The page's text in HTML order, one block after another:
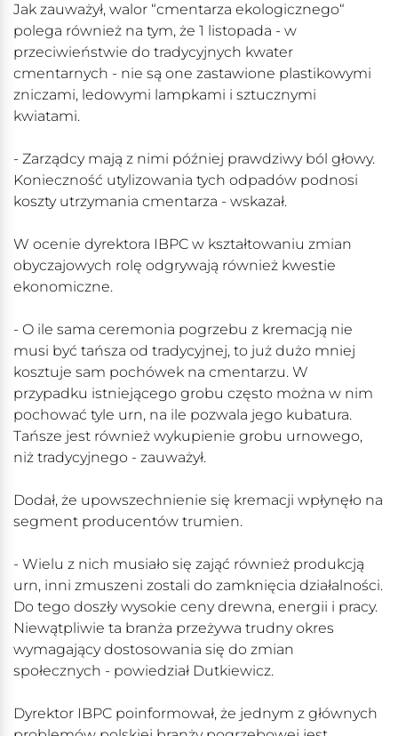
Jak zauważył, walor “cmentarza ekologicznego“
polega również na tym, że 1 listopada - w
przeciwieństwie do tradycyjnych kwater
cmentarnych - nie są one zastawione plastikowymi
zniczami, ledowymi lampkami i sztucznymi
kwiatami.
- Zarządcy mają z nimi później prawdziwy ból głowy.
Konieczność utylizowania tych odpadów podnosi
koszty utrzymania cmentarza - wskazał.
W ocenie dyrektora IBPC w kształtowaniu zmian
obyczajowych rolę odgrywają również kwestie
ekonomiczne.
- O ile sama ceremonia pogrzebu z kremacją nie
musi być tańsza od tradycyjnej, to już dużo mniej
kosztuje sam pochówek na cmentarzu. W
przypadku istniejącego grobu często można w nim
pochować tyle urn, na ile pozwala jego kubatura.
Tańsze jest również wykupienie grobu urnowego,
niż tradycyjnego - zauważył.
Dodał, że upowszechnienie się kremacji wpłynęło na
segment producentów trumien.
- Wielu z nich musiało się zająć również produkcją
urn, inni zmuszeni zostali do zamknięcia działalności.
Do tego doszły wysokie ceny drewna, energii i pracy.
Niewątpliwie ta branża przeżywa trudny okres
wymagający dostosowania się do zmian
społecznych - powiedział Dutkiewicz.
Dyrektor IBPC poinformował, że jednym z głównych